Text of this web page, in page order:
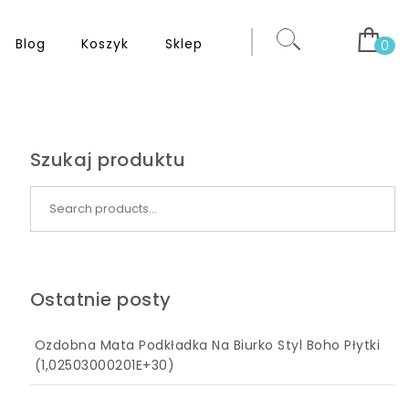
Blog Koszyk Sklep 0
Szukaj produktu
Ostatnie posty
Ozdobna Mata Podkładka Na Biurko Styl Boho Płytki
(1,02503000201E+30)